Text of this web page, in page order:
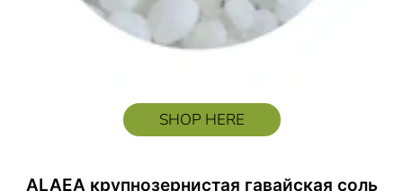
SHOP HERE
ALAEA крупнозернистая гавайская соль